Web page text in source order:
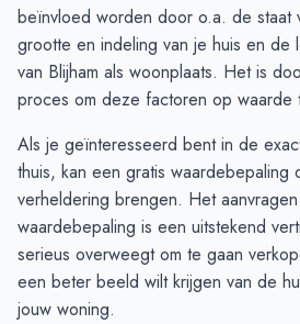
September€ 435.722 € 425.880
Oktober
€ 400.038€ 442.218
November € 346.366 € 400.213
December € 331.083 € 361.925
Februari
€ 387.083 € 279.408
Maart
€ 457.625 € 411.186
April
€ 504.357 € 447.000
Mei
€ 533.071 € 513.600
Juni
€ 452.375 € 518.333
beïnvloed worden door o.a. de staat
grootte en indeling van je huis en de
van Blijham als woonplaats. Het is
proces om deze factoren op waarde
Als je geïnteresseerd bent in de
thuis, kan een gratis waardebepaling
verheldering brengen. Het
waardebepaling is een uitstekend
serieus overweegt om te gaan
een beter beeld wilt krijgen van de
jouw woning.